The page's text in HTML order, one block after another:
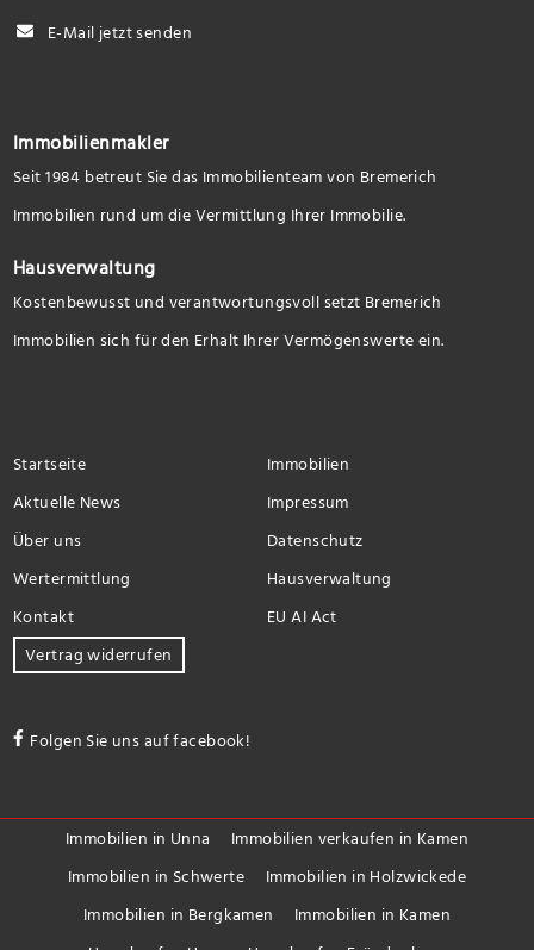
E-Mail jetzt senden
Immobilienmakler
Seit 1984 betreut Sie das Immobilienteam von Bremerich
Immobilien rund um die Vermittlung Ihrer Immobilie.
Hausverwaltung
Kostenbewusst und verantwortungsvoll setzt Bremerich
Immobilien sich für den Erhalt Ihrer Vermögenswerte ein.
Startseite
Immobilien
Aktuelle News
Impressum
Über uns
Datenschutz
Wertermittlung
Hausverwaltung
Kontakt
EU AI Act
Vertrag widerrufen
Folgen Sie uns auf facebook!
Immobilien in Unna
Immobilien verkaufen in Kamen
Immobilien in Schwerte
Immobilien in Holzwickede
Immobilien in Bergkamen
Immobilien in Kamen